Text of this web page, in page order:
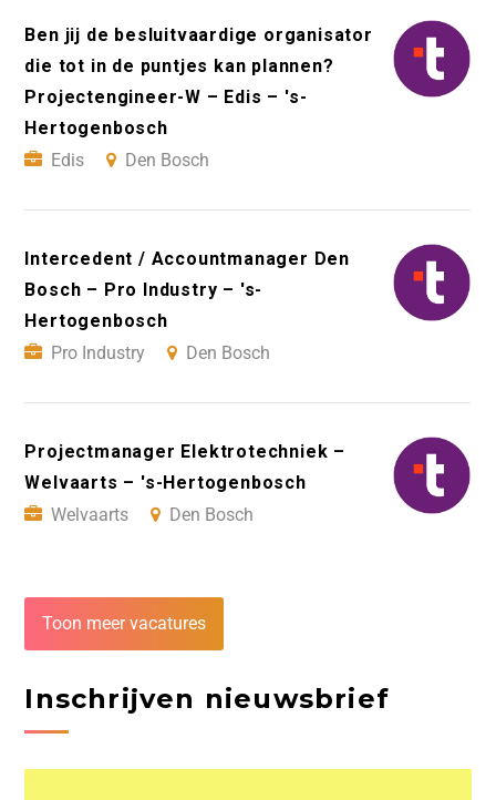
Ben jij de besluitvaardige organisator
die tot in de puntjes kan plannen?
Projectengineer-W – Edis – 's-
Hertogenbosch
Edis
Den Bosch
Intercedent / Accountmanager Den
Bosch – Pro Industry – 's-
Hertogenbosch
Pro Industry
Den Bosch
Projectmanager Elektrotechniek –
Welvaarts – 's-Hertogenbosch
Welvaarts
Den Bosch
Toon meer vacatures
Inschrijven nieuwsbrief